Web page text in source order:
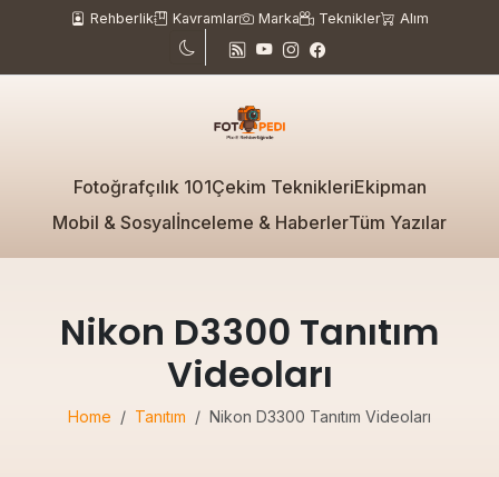
Rehberlik Kavramlar Marka Teknikler Alım
Fotoğrafçılık 101Çekim TeknikleriEkipman
Mobil & Sosyalİnceleme & HaberlerTüm Yazılar
Nikon D3300 Tanıtım
Videoları
Home Tanıtım Nikon D3300 Tanıtım Videoları